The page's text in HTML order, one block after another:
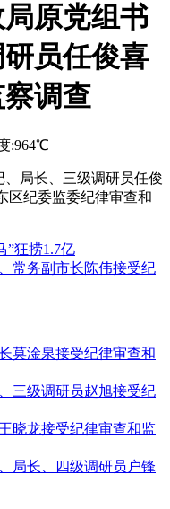
原党组书
员任俊喜
调查
:964℃
局长、三级调研员任俊
区纪委监委纪律审查和
”狂捞1.7亿
常务副市长陈伟接受纪
莫淦泉接受纪律审查和
三级调研员赵旭接受纪
晓龙接受纪律审查和监
局长、四级调研员户锋